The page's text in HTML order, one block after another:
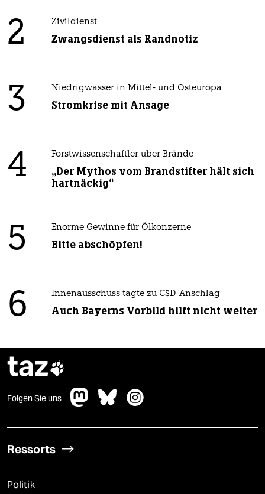
2 Zivildienst
Zwangsdienst als Randnotiz
3 Niedrigwasser in Mittel- und Osteuropa
Stromkrise mit Ansage
4 Forstwissenschaftler über Brände
„Der Mythos vom Brandstifter hält sich
hartnäckig“
5 Enorme Gewinne für Ölkonzerne
Bitte abschöpfen!
6 Innenausschuss tagte zu CSD-Anschlag
Auch Bayerns Vorbild hilft nicht weiter
taz
Folgen Sie uns
Ressorts
Politik